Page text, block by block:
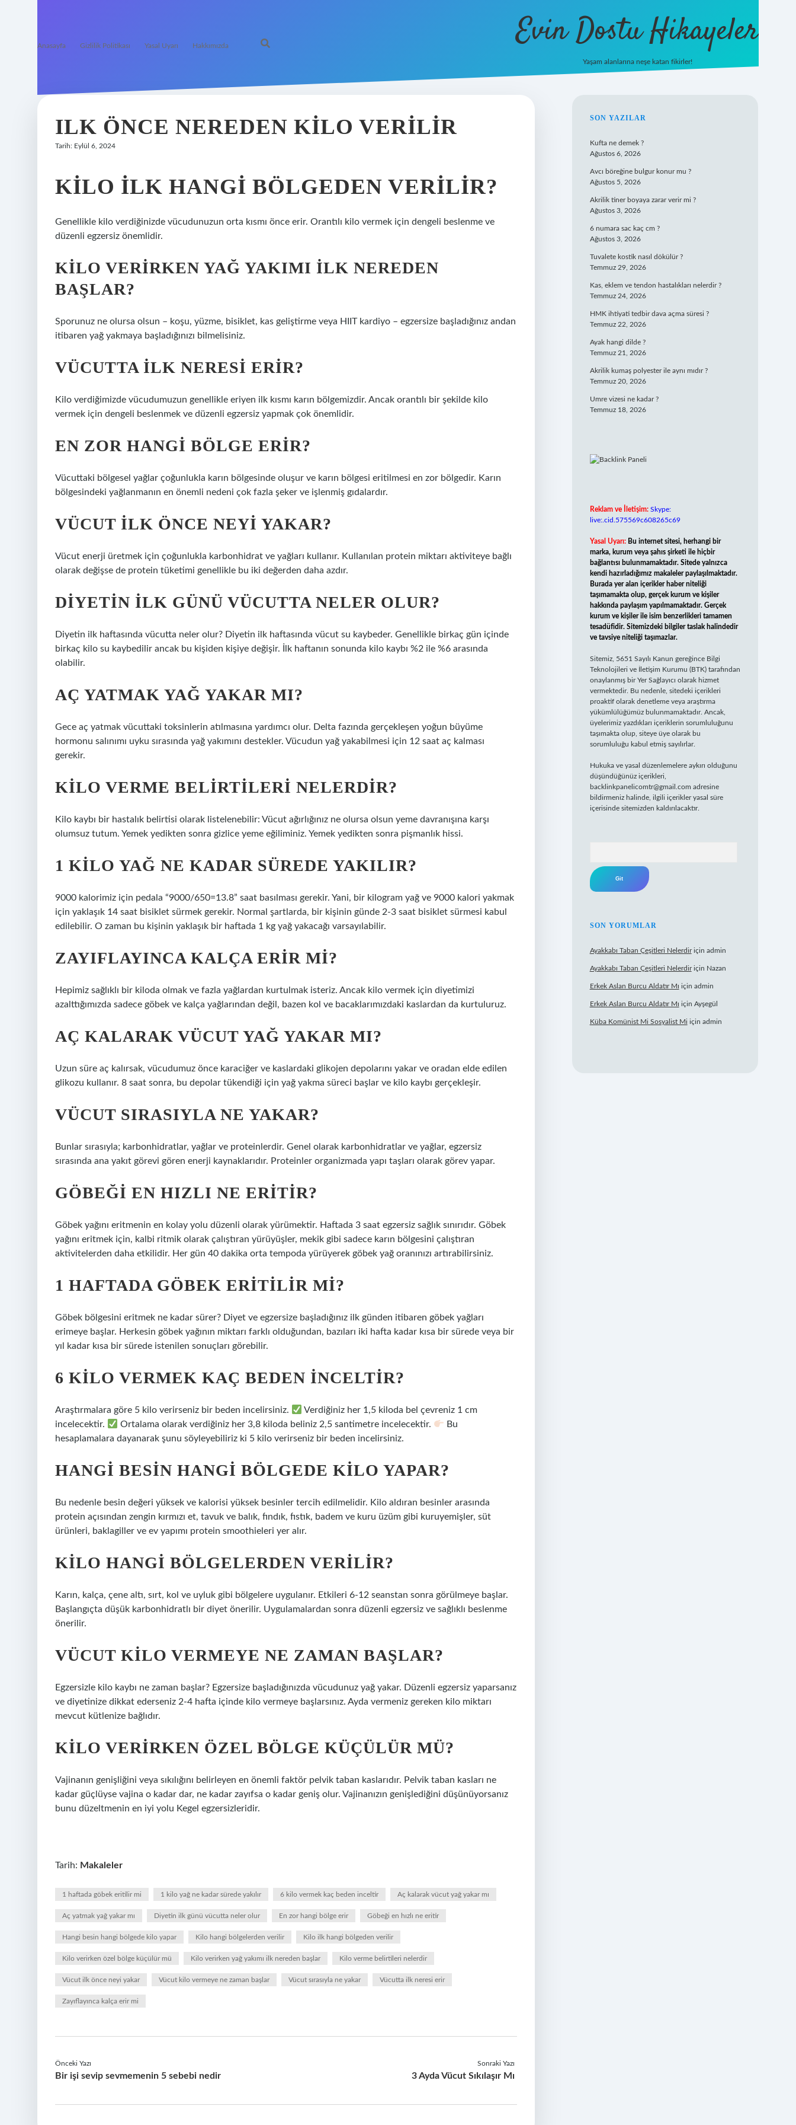
Anasayfa Gizlilik Politikası Yasal Uyarı Hakkımızda Evin Dostu Hikayeler
Yaşam alanlarına neşe katan fikirler!
ILK ÖNCE NEREDEN KILO VERILIR
Tarih: Eylül 6, 2024
KILO ILK HANGI BÖLGEDEN VERILIR?
Genellikle kilo verdiğinizde vücudunuzun orta kısmı önce erir. Orantılı kilo vermek için dengeli beslenme ve
düzenli egzersiz önemlidir.
KILO VERIRKEN YAĞ YAKIMI ILK NEREDEN
BAŞLAR?
Sporunuz ne olursa olsun – koşu, yüzme, bisiklet, kas geliştirme veya HIIT kardiyo – egzersize başladığınız andan
itibaren yağ yakmaya başladığınızı bilmelisiniz.
VÜCUTTA ILK NERESI ERIR?
Kilo verdiğimizde vücudumuzun genellikle eriyen ilk kısmı karın bölgemizdir. Ancak orantılı bir şekilde kilo
vermek için dengeli beslenmek ve düzenli egzersiz yapmak çok önemlidir.
EN ZOR HANGI BÖLGE ERIR?
Vücuttaki bölgesel yağlar çoğunlukla karın bölgesinde oluşur ve karın bölgesi eritilmesi en zor bölgedir. Karın
bölgesindeki yağlanmanın en önemli nedeni çok fazla şeker ve işlenmiş gıdalardır.
VÜCUT ILK ÖNCE NEYI YAKAR?
Vücut enerji üretmek için çoğunlukla karbonhidrat ve yağları kullanır. Kullanılan protein miktarı aktiviteye bağlı
olarak değişse de protein tüketimi genellikle bu iki değerden daha azdır.
DIYETIN ILK GÜNÜ VÜCUTTA NELER OLUR?
Diyetin ilk haftasında vücutta neler olur? Diyetin ilk haftasında vücut su kaybeder. Genellikle birkaç gün içinde
birkaç kilo su kaybedilir ancak bu kişiden kişiye değişir. İlk haftanın sonunda kilo kaybı %2 ile %6 arasında
olabilir.
AÇ YATMAK YAĞ YAKAR MI?
Gece aç yatmak vücuttaki toksinlerin atılmasına yardımcı olur. Delta fazında gerçekleşen yoğun büyüme
hormonu salınımı uyku sırasında yağ yakımını destekler. Vücudun yağ yakabilmesi için 12 saat aç kalması
gerekir.
KILO VERME BELIRTILERI NELERDIR?
Kilo kaybı bir hastalık belirtisi olarak listelenebilir: Vücut ağırlığınız ne olursa olsun yeme davranışına karşı
olumsuz tutum. Yemek yedikten sonra gizlice yeme eğiliminiz. Yemek yedikten sonra pişmanlık hissi.
1 KILO YAĞ NE KADAR SÜREDE YAKILIR?
9000 kalorimiz için pedala “9000/650=13.8” saat basılması gerekir. Yani, bir kilogram yağ ve 9000 kalori yakmak
için yaklaşık 14 saat bisiklet sürmek gerekir. Normal şartlarda, bir kişinin günde 2-3 saat bisiklet sürmesi kabul
edilebilir. O zaman bu kişinin yaklaşık bir haftada 1 kg yağ yakacağı varsayılabilir.
ZAYIFLAYINCA KALÇA ERIR MI?
Hepimiz sağlıklı bir kiloda olmak ve fazla yağlardan kurtulmak isteriz. Ancak kilo vermek için diyetimizi
azalttığımızda sadece göbek ve kalça yağlarından değil, bazen kol ve bacaklarımızdaki kaslardan da kurtuluruz.
AÇ KALARAK VÜCUT YAĞ YAKAR MI?
Uzun süre aç kalırsak, vücudumuz önce karaciğer ve kaslardaki glikojen depolarını yakar ve oradan elde edilen
glikozu kullanır. 8 saat sonra, bu depolar tükendiği için yağ yakma süreci başlar ve kilo kaybı gerçekleşir.
VÜCUT SIRASIYLA NE YAKAR?
Bunlar sırasıyla; karbonhidratlar, yağlar ve proteinlerdir. Genel olarak karbonhidratlar ve yağlar, egzersiz
sırasında ana yakıt görevi gören enerji kaynaklarıdır. Proteinler organizmada yapı taşları olarak görev yapar.
GÖBEĞI EN HIZLI NE ERITIR?
Göbek yağını eritmenin en kolay yolu düzenli olarak yürümektir. Haftada 3 saat egzersiz sağlık sınırıdır. Göbek
yağını eritmek için, kalbi ritmik olarak çalıştıran yürüyüşler, mekik gibi sadece karın bölgesini çalıştıran
aktivitelerden daha etkilidir. Her gün 40 dakika orta tempoda yürüyerek göbek yağ oranınızı artırabilirsiniz.
1 HAFTADA GÖBEK ERITILIR MI?
Göbek bölgesini eritmek ne kadar sürer? Diyet ve egzersize başladığınız ilk günden itibaren göbek yağları
erimeye başlar. Herkesin göbek yağının miktarı farklı olduğundan, bazıları iki hafta kadar kısa bir sürede veya bir
yıl kadar kısa bir sürede istenilen sonuçları görebilir.
6 KILO VERMEK KAÇ BEDEN INCELTIR?
Araştırmalara göre 5 kilo verirseniz bir beden incelirsiniz.
Verdiğiniz her 1,5 kiloda bel çevreniz 1 cm
incelecektir.
Ortalama olarak verdiğiniz her 3,8 kiloda beliniz 2,5 santimetre incelecektir.
Bu
hesaplamalara dayanarak şunu söyleyebiliriz ki 5 kilo verirseniz bir beden incelirsiniz.
HANGI BESIN HANGI BÖLGEDE KILO YAPAR?
Bu nedenle besin değeri yüksek ve kalorisi yüksek besinler tercih edilmelidir. Kilo aldıran besinler arasında
protein açısından zengin kırmızı et, tavuk ve balık, fındık, fıstık, badem ve kuru üzüm gibi kuruyemişler, süt
ürünleri, baklagiller ve ev yapımı protein smoothieleri yer alır.
KILO HANGI BÖLGELERDEN VERILIR?
Karın, kalça, çene altı, sırt, kol ve uyluk gibi bölgelere uygulanır. Etkileri 6-12 seanstan sonra görülmeye başlar.
Başlangıçta düşük karbonhidratlı bir diyet önerilir. Uygulamalardan sonra düzenli egzersiz ve sağlıklı beslenme
önerilir.
VÜCUT KILO VERMEYE NE ZAMAN BAŞLAR?
Egzersizle kilo kaybı ne zaman başlar? Egzersize başladığınızda vücudunuz yağ yakar. Düzenli egzersiz yaparsanız
ve diyetinize dikkat ederseniz 2-4 hafta içinde kilo vermeye başlarsınız. Ayda vermeniz gereken kilo miktarı
mevcut kütlenize bağlıdır.
KILO VERIRKEN ÖZEL BÖLGE KÜÇÜLÜR MÜ?
Vajinanın genişliğini veya sıkılığını belirleyen en önemli faktör pelvik taban kaslarıdır. Pelvik taban kasları ne
kadar güçlüyse vajina o kadar dar, ne kadar zayıfsa o kadar geniş olur. Vajinanızın genişlediğini düşünüyorsanız
bunu düzeltmenin en iyi yolu Kegel egzersizleridir.
Tarih: Makaleler
1 haftada göbek eritilir mi 1 kilo yağ ne kadar sürede yakılır 6 kilo vermek kaç beden inceltir Aç kalarak vücut yağ yakar mı
Aç yatmak yağ yakar mı Diyetin ilk günü vücutta neler olur En zor hangi bölge erir Göbeği en hızlı ne eritir
Hangi besin hangi bölgede kilo yapar Kilo hangi bölgelerden verilir Kilo ilk hangi bölgeden verilir
Kilo verirken özel bölge küçülür mü Kilo verirken yağ yakımı ilk nereden başlar Kilo verme belirtileri nelerdir
Vücut ilk önce neyi yakar Vücut kilo vermeye ne zaman başlar Vücut sırasıyla ne yakar Vücutta ilk neresi erir
Zayıflayınca kalça erir mi
Önceki Yazı
Bir işi sevip sevmemenin 5 sebebi nedir
Sonraki Yazı
3 Ayda Vücut Sıkılaşır Mı
SIDEBAR
SON YAZILAR
Kufta ne demek ?
Ağustos 6, 2026
Avcı böreğine bulgur konur mu ?
Ağustos 5, 2026
Akrilik tiner boyaya zarar verir mi ?
Ağustos 3, 2026
6 numara sac kaç cm ?
Ağustos 3, 2026
Tuvalete kostik nasıl dökülür ?
Temmuz 29, 2026
Kas, eklem ve tendon hastalıkları nelerdir ?
Temmuz 24, 2026
HMK ihtiyati tedbir dava açma süresi ?
Temmuz 22, 2026
Ayak hangi dilde ?
Temmuz 21, 2026
Akrilik kumaş polyester ile aynı mıdır ?
Temmuz 20, 2026
Umre vizesi ne kadar ?
Temmuz 18, 2026
Reklam ve İletişim: Skype:
live:.cid.575569c608265c69
Yasal Uyarı: Bu internet sitesi, herhangi bir
marka, kurum veya şahıs şirketi ile hiçbir
bağlantısı bulunmamaktadır. Sitede yalnızca
kendi hazırladığımız makaleler paylaşılmaktadır.
Burada yer alan içerikler haber niteliği
taşımamakta olup, gerçek kurum ve kişiler
hakkında paylaşım yapılmamaktadır. Gerçek
kurum ve kişiler ile isim benzerlikleri tamamen
tesadüfidir. Sitemizdeki bilgiler taslak halindedir
ve tavsiye niteliği taşımazlar.
Sitemiz, 5651 Sayılı Kanun gereğince Bilgi
Teknolojileri ve İletişim Kurumu (BTK) tarafından
onaylanmış bir Yer Sağlayıcı olarak hizmet
vermektedir. Bu nedenle, sitedeki içerikleri
proaktif olarak denetleme veya araştırma
yükümlülüğümüz bulunmamaktadır. Ancak,
üyelerimiz yazdıkları içeriklerin sorumluluğunu
taşımakta olup, siteye üye olarak bu
sorumluluğu kabul etmiş sayılırlar.
Hukuka ve yasal düzenlemelere aykırı olduğunu
düşündüğünüz içerikleri,
backlinkpanelicomtr@gmail.com adresine
bildirmeniz halinde, ilgili içerikler yasal süre
içerisinde sitemizden kaldırılacaktır.
SON YORUMLAR
Ayakkabı Taban Çeşitleri Nelerdiriçin admin
Ayakkabı Taban Çeşitleri Nelerdiriçin Nazan
Erkek Aslan Burcu Aldatır Mı için admin
Erkek Aslan Burcu Aldatır Mı için Ayşegül
Küba Komünist Mi Sosyalist Mi için admin